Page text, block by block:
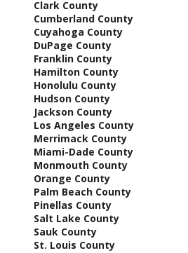
Clark County
Cumberland County
Cuyahoga County
DuPage County
Franklin County
Hamilton County
Honolulu County
Hudson County
Jackson County
Los Angeles County
Merrimack County
Miami-Dade County
Monmouth County
Orange County
Palm Beach County
Pinellas County
Salt Lake County
Sauk County
St. Louis County